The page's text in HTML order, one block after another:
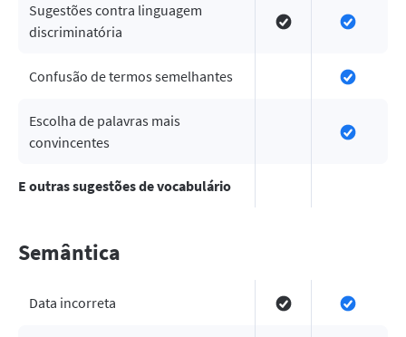
Sugestões contra linguagem
discriminatória
Confusão de termos semelhantes
Escolha de palavras mais
convincentes
E outras sugestões de vocabulário
Semântica
Data incorreta